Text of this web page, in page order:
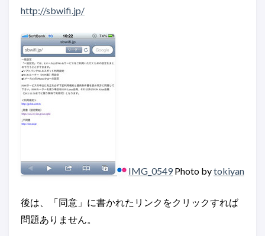
http://sbwifi.jp/
IMG_0549 Photo bytokiyan
後は、「同意」に書かれたリンクをクリックすれば
問題ありません。